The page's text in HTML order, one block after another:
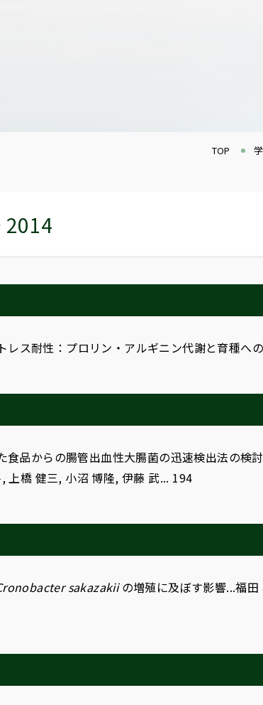
TOP
2014
ス耐性：プロリン・アルギニン代謝と育種へ
食品からの腸管出血性大腸菌の迅速検出法の検
上橋 健三, 小沼 博隆, 伊藤 武... 194
sakazakiiの増殖に及ぼす影響...福